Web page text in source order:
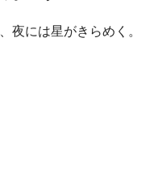
夜には星がきらめく。